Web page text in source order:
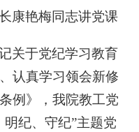
康艳梅同志讲党课
关于党纪学习教育
认真学习领会新修
例》，我院教工党
纪、守纪”主题党